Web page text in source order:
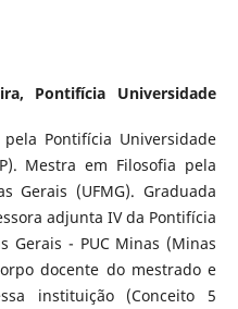
Pontifícia Universidade
Pontifícia Universidade
Mestra em Filosofia pela
Gerais (UFMG). Graduada
adjunta IV da Pontifícia
Gerais - PUC Minas (Minas
docente do mestrado e
instituição (Conceito 5